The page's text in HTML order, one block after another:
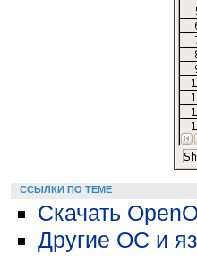
ССЫЛКИ ПО ТЕМЕ
Скачать
Другие ОС и